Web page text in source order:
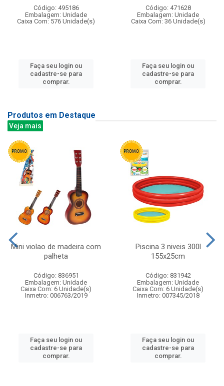
Código: 495186
Embalagem: Unidade
Caixa Com: 576 Unidade(s)
Faça seu login ou
cadastre-se para
comprar.
Código: 471628
Embalagem: Unidade
Caixa Com: 36 Unidade(s)
Faça seu login ou
cadastre-se para
comprar.
Produtos em Destaque
Veja mais
Mini violao de madeira com
palheta
Código: 836951
Embalagem: Unidade
Caixa Com: 6 Unidade(s)
Inmetro: 006763/2019
Faça seu login ou
cadastre-se para
comprar.
Piscina 3 niveis 300l
155x25cm
Código: 831942
Embalagem: Unidade
Caixa Com: 6 Unidade(s)
Inmetro: 007345/2018
Faça seu login ou
cadastre-se para
comprar.